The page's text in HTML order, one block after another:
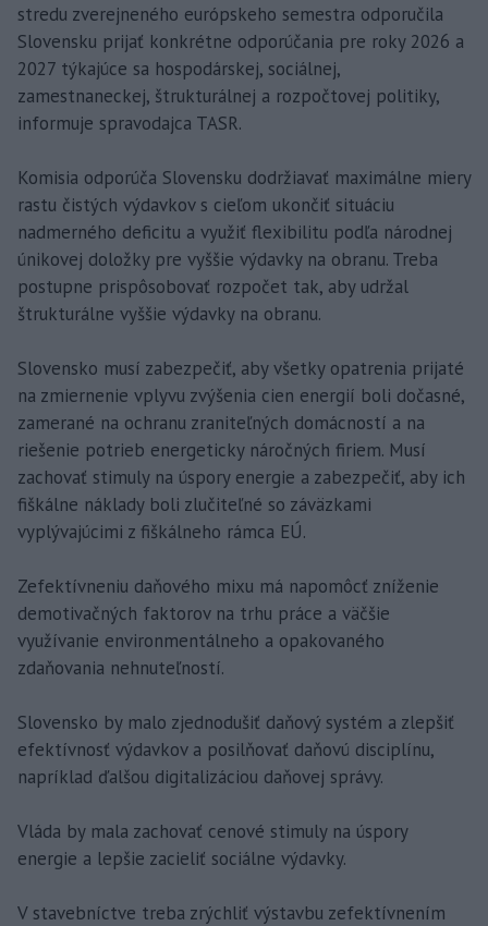
stredu zverejneného európskeho semestra odporučila
Slovensku prijať konkrétne odporúčania pre roky 2026 a
2027 týkajúce sa hospodárskej, sociálnej,
zamestnaneckej, štrukturálnej a rozpočtovej politiky,
informuje spravodajca TASR.
Komisia odporúča Slovensku dodržiavať maximálne miery
rastu čistých výdavkov s cieľom ukončiť situáciu
nadmerného deficitu a využiť flexibilitu podľa národnej
únikovej doložky pre vyššie výdavky na obranu. Treba
postupne prispôsobovať rozpočet tak, aby udržal
štrukturálne vyššie výdavky na obranu.
Slovensko musí zabezpečiť, aby všetky opatrenia prijaté
na zmiernenie vplyvu zvýšenia cien energií boli dočasné,
zamerané na ochranu zraniteľných domácností a na
riešenie potrieb energeticky náročných firiem. Musí
zachovať stimuly na úspory energie a zabezpečiť, aby ich
fiškálne náklady boli zlučiteľné so záväzkami
vyplývajúcimi z fiškálneho rámca EÚ.
Zefektívneniu daňového mixu má napomôcť zníženie
demotivačných faktorov na trhu práce a väčšie
využívanie environmentálneho a opakovaného
zdaňovania nehnuteľností.
Slovensko by malo zjednodušiť daňový systém a zlepšiť
efektívnosť výdavkov a posilňovať daňovú disciplínu,
napríklad ďalšou digitalizáciou daňovej správy.
Vláda by mala zachovať cenové stimuly na úspory
energie a lepšie zacieliť sociálne výdavky.
V stavebníctve treba zrýchliť výstavbu zefektívnením